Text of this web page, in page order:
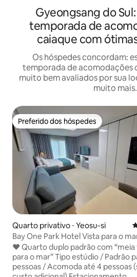
Gyeongsang do
temporada de
caiaque com
Os hóspedes concordam:
temporada de acomodações
muito bem avaliados por sua
muito mais.
Preferido dos hóspedes
Preferido dos hóspedes
Quarto privativo ⋅ Yeosu-si
Bay One Park Hotel Vista para o
praia direto da cama •
limpa e agradável
♥ Quarto duplo padrão com “meia
para o mar” Tipo estúdio / Padrão para 2
pessoas / Acomoda até 4 pessoas